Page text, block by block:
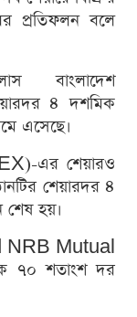
প্রতিফলন বলে
বাংলাদেশ
৪ দশমিক
এসেছে।
এর শেয়ারও
শেয়ারদর ৪
হয়।
NRB Mutual
৭০ শতাংশ দর